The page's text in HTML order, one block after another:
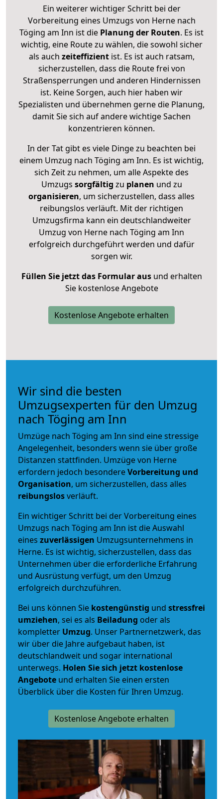
Ein weiterer wichtiger Schritt bei der
Vorbereitung eines Umzugs von Herne nach
Töging am Inn ist die Planung der Routen. Es ist
wichtig, eine Route zu wählen, die sowohl sicher
als auch zeiteffizientist. Es ist auch ratsam,
sicherzustellen, dass die Route frei von
Straßensperrungen und anderen Hindernissen
ist. Keine Sorgen, auch hier haben wir
Spezialisten und übernehmen gerne die Planung,
damit Sie sich auf andere wichtige Sachen
konzentrieren können.
In der Tat gibt es viele Dinge zu beachten bei
einem Umzug nach Töging am Inn. Es ist wichtig,
sich Zeit zu nehmen, um alle Aspekte des
Umzugs sorgfältig zu planen und zu
organisieren, um sicherzustellen, dass alles
reibungslos verläuft. Mit der richtigen
Umzugsfirma kann ein deutschlandweiter
Umzug von Herne nach Töging am Inn
erfolgreich durchgeführt werden und dafür
sorgen wir.
Füllen Sie jetzt das Formular ausund erhalten
Sie kostenlose Angebote
Kostenlose Angebote erhalten
Wir sind die besten
Umzugsexperten für den Umzug
nach Töging am Inn
Umzüge nach Töging am Inn sind eine stressige
Angelegenheit, besonders wenn sie über große
Distanzen stattfinden. Umzüge von Herne
erfordern jedoch besondereVorbereitung und
Organisation, um sicherzustellen, dass alles
reibungslosverläuft.
Ein wichtiger Schritt bei der Vorbereitung eines
Umzugs nach Töging am Inn ist die Auswahl
eines zuverlässigen Umzugsunternehmens in
Herne. Es ist wichtig, sicherzustellen, dass das
Unternehmen über die erforderliche Erfahrung
und Ausrüstung verfügt, um den Umzug
erfolgreich durchzuführen.
Bei uns können Sie kostengünstig und stressfrei
umziehen, sei es als Beiladung oder als
kompletter Umzug. Unser Partnernetzwerk, das
wir über die Jahre aufgebaut haben, ist
deutschlandweit und sogar international
unterwegs. Holen Sie sich jetzt kostenlose
Angebote und erhalten Sie einen ersten
Überblick über die Kosten für Ihren Umzug.
Kostenlose Angebote erhalten